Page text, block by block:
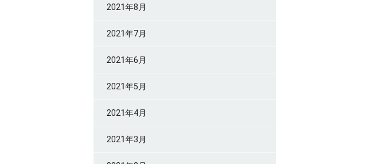
2021年8月
2021年7月
2021年6月
2021年5月
2021年4月
2021年3月